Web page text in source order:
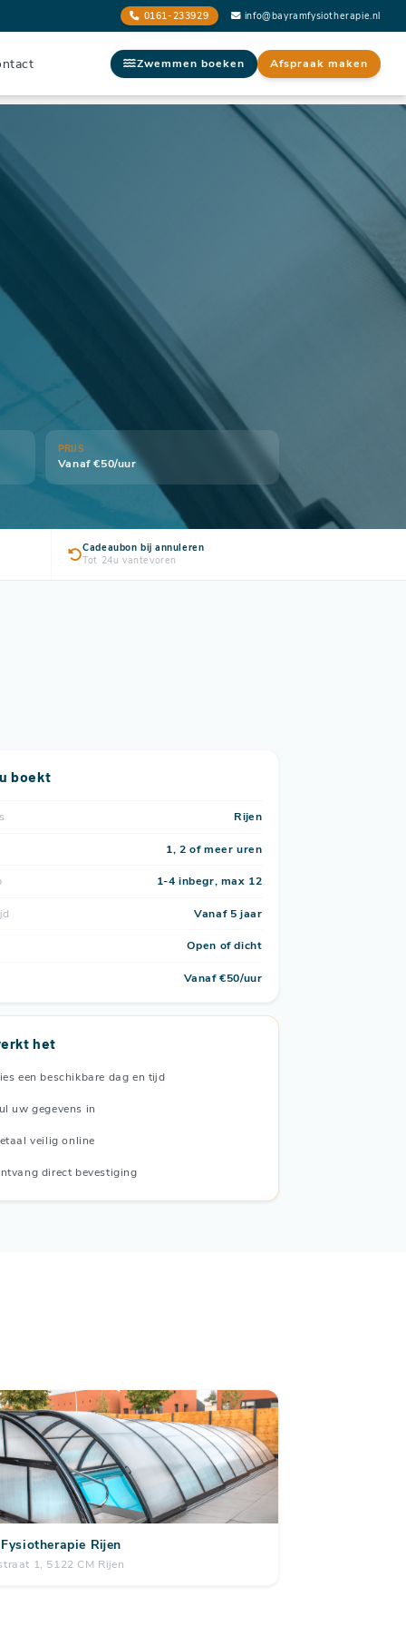
0161-233929 info@bayramfysiotherapie.nl
Zwemmen boeken Afspraak maken
PRIJS
Vanaf €50/uur
Cadeaubon bij annuleren
Tot 24u vantevoren
boekt
Rijen
1, 2 of meer uren
1-4 inbegr, max 12
Vanaf 5 jaar
Open of dicht
Vanaf €50/uur
het
een beschikbare dag en tijd
uw gegevens in
veilig online
direct bevestiging
Rijen
1, 5122 CM Rijen